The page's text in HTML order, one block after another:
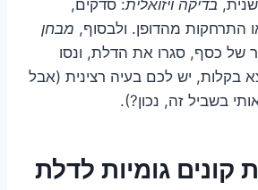
בדיקה ויזואלית: סדקים,
התרחקות מהדופן. ולבסוף, מבחן
של כסף, סגרו את הדלת, ונסו
בקלות, יש לכם בעיה רצינית (אבל
בשביל זה, נכון?).
גומיות לדלת